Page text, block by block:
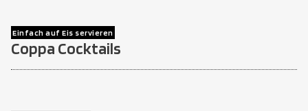
Einfach auf Eis servieren
Coppa Cocktails